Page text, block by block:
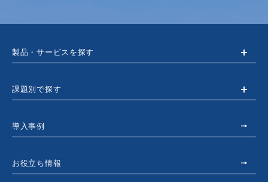
製品・サービスを探す
課題別で探す
導入事例
お役立ち情報